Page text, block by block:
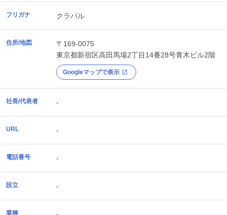
フリガナ クラバル
住所/地図
〒169-0075
東京都新宿区高田馬場2丁目14番28号青木ビル2階
Googleマップで表示
社長/代表者 -
URL -
電話番号 -
設立 -
業種